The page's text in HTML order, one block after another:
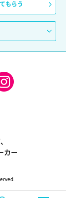
もらう
カー